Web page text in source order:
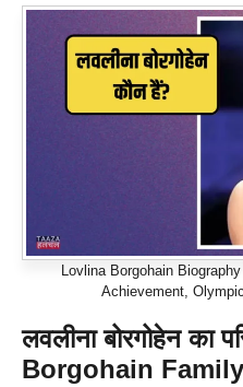
Lovlina Borgohain
Achievement,
लवलीना बोरगोहेन का
Borgohain